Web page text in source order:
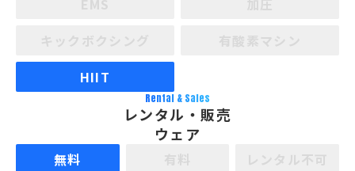
HIIT
Rental & Sales
レンタル・販売
ウェア
無料